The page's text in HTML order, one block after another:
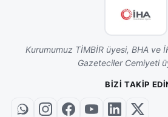
Kurumumuz TİMBİR üyesi, BHA ve
Gazeteciler Cemiyeti
BIZI TAKIP